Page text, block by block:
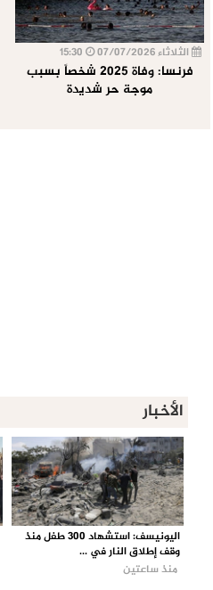
الثلاثاء 07/07/2026
فرنسا: وفاة 2025 شخصاً بسبب
موجة حر شديدة
الأخبار
اليونيسف: استشهاد 300 طفل منذ
وقف إطلاق النار في ...
منذ ساعتين